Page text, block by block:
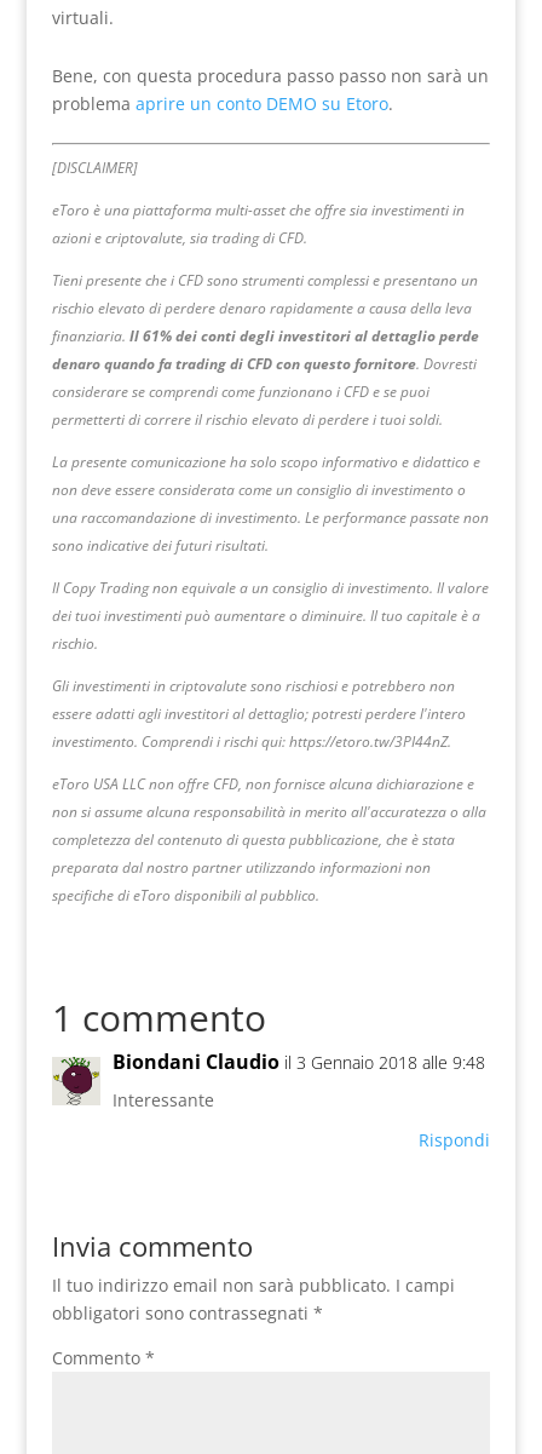
virtuali.
Bene, con questa procedura passo passo non sarà un
problema aprire un conto DEMO su Etoro.
[DISCLAIMER]
eToro è una piattaforma multi-asset che offre sia investimenti in
azioni e criptovalute, sia trading di CFD.
Tieni presente che i CFD sono strumenti complessi e presentano un
rischio elevato di perdere denaro rapidamente a causa della leva
finanziaria. Il 61% dei conti degli investitori al dettaglio perde
denaro quando fa trading di CFD con questo fornitore. Dovresti
considerare se comprendi come funzionano i CFD e se puoi
permetterti di correre il rischio elevato di perdere i tuoi soldi.
La presente comunicazione ha solo scopo informativo e didattico e
non deve essere considerata come un consiglio di investimento o
una raccomandazione di investimento. Le performance passate non
sono indicative dei futuri risultati.
Il Copy Trading non equivale a un consiglio di investimento. Il valore
dei tuoi investimenti può aumentare o diminuire. Il tuo capitale è a
rischio.
Gli investimenti in criptovalute sono rischiosi e potrebbero non
essere adatti agli investitori al dettaglio; potresti perdere l'intero
investimento. Comprendi i rischi qui: https://etoro.tw/3PI44nZ.
eToro USA LLC non offre CFD, non fornisce alcuna dichiarazione e
non si assume alcuna responsabilità in merito all'accuratezza o alla
completezza del contenuto di questa pubblicazione, che è stata
preparata dal nostro partner utilizzando informazioni non
specifiche di eToro disponibili al pubblico.
1 commento
Biondani Claudio il 3 Gennaio 2018 alle 9:48
Interessante
Rispondi
Invia commento
Il tuo indirizzo email non sarà pubblicato. I campi
obbligatori sono contrassegnati *
Commento *